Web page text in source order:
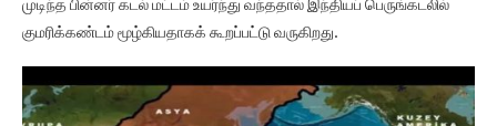
முடிந்த பின்னர் கடல் மட்டம் உயர்ந்து வந்ததால் இந்தியப் பெருங்கடலில்
குமரிக்கண்டம் மூழ்கியதாகக் கூறப்பட்டு வருகிறது.